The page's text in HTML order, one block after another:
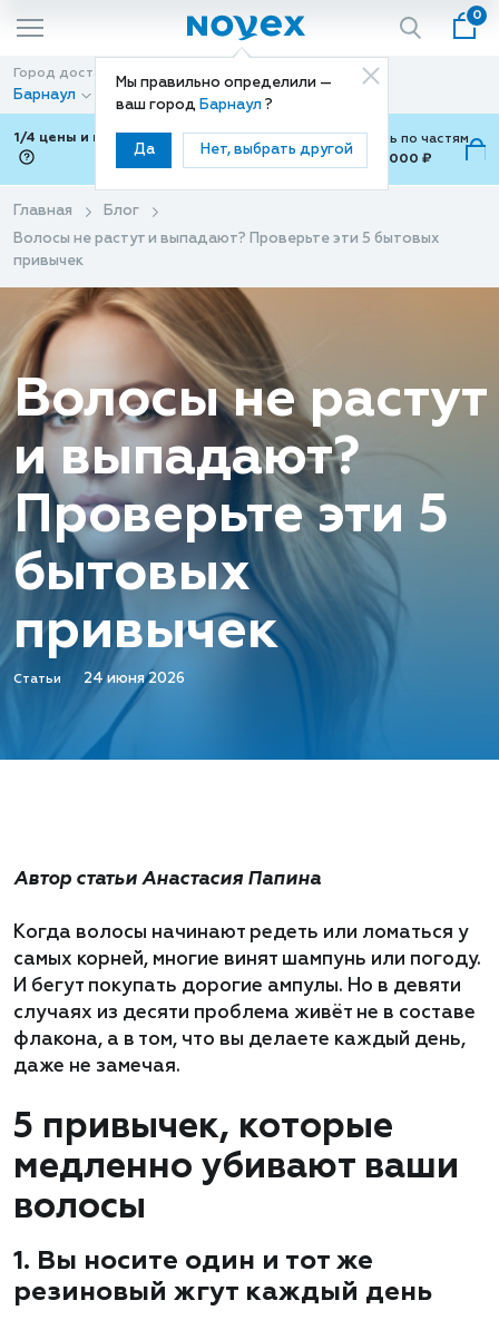
Мы правильно определили —
ваш город Барнаул ?
Да Нет, выбрать другой
0
Город доставки
Барнаул
Способ доставки
Доставка
1/4 цены и покупки ваши с Подели
Можно оплатить по частям
от 700 ₽ до 15,000 ₽
Главная
Блог
Волосы не растут и выпадают? Проверьте эти 5 бытовых
привычек
Волосы не растут
и выпадают?
Проверьте эти 5
бытовых
привычек
Статьи 24 июня 2026
Автор статьи Анастасия Папина
Когда волосы начинают редеть или ломаться у
самых корней, многие винят шампунь или погоду.
И бегут покупать дорогие ампулы. Но в девяти
случаях из десяти проблема живёт не в составе
флакона, а в том, что вы делаете каждый день,
даже не замечая.
5 привычек, которые
медленно убивают ваши
волосы
1. Вы носите один и тот же
резиновый жгут каждый день